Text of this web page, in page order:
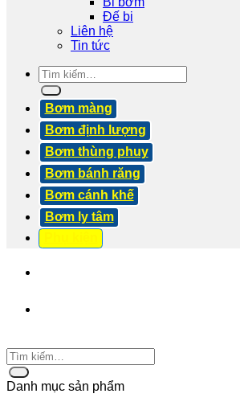
Đế bi
Liên hệ
Tin tức
Tìm
kiếm:
Bơm màng
Bơm định lượng
Bơm thùng phuy
Bơm bánh răng
Bơm cánh khế
Bơm ly tâm
Danh mục sản phẩm